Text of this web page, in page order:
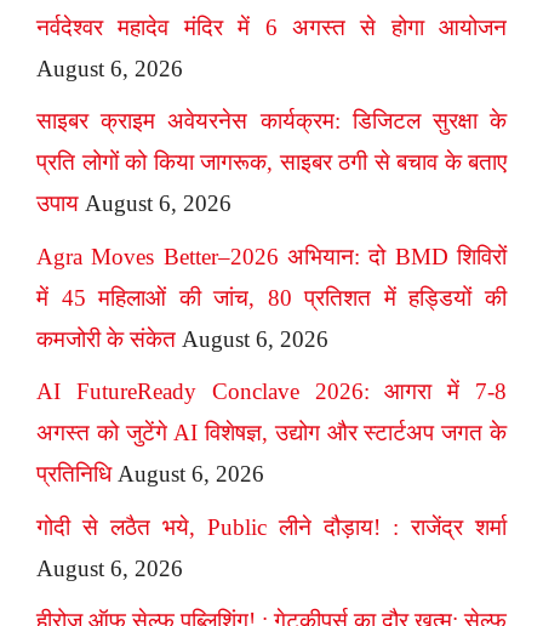
नर्वदेश्वर महादेव मंदिर में 6 अगस्त से होगा आयोजन
August 6, 2026
साइबर क्राइम अवेयरनेस कार्यक्रम: डिजिटल सुरक्षा के
प्रति लोगों को किया जागरूक, साइबर ठगी से बचाव के बताए
उपाय August 6, 2026
Agra Moves Better–2026 अभियान: दो BMD शिविरों
में 45 महिलाओं की जांच, 80 प्रतिशत में हड्डियों की
कमजोरी के संकेत August 6, 2026
AI FutureReady Conclave 2026: आगरा में 7-8
अगस्त को जुटेंगे AI विशेषज्ञ, उद्योग और स्टार्टअप जगत के
प्रतिनिधि August 6, 2026
गोदी से लठैत भये, Public लीने दौड़ाय! : राजेंद्र शर्मा
August 6, 2026
हीरोज ऑफ सेल्फ पब्लिशिंग! : गेटकीपर्स का दौर खत्म: सेल्फ